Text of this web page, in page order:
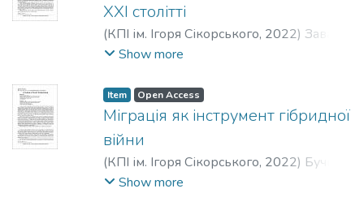
XXI столітті
(КПІ ім. Ігоря Сікорського, 2022) Завада,
Я. І.;Пальок, Я. Е.
Show more
Item Open Access
Міграція як інструмент гібридної
війни
(КПІ ім. Ігоря Сікорського, 2022) Бучин,
М. А.;Мархайчук, Н. О.
Show more